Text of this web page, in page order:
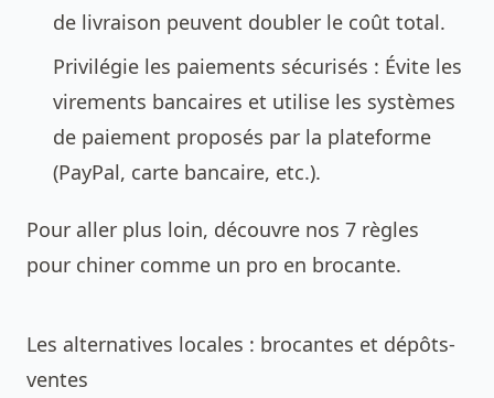
de livraison peuvent doubler le coût total.
Privilégie les paiements sécurisés : Évite les
virements bancaires et utilise les systèmes
de paiement proposés par la plateforme
(PayPal, carte bancaire, etc.).
Pour aller plus loin, découvre nos 7 règles
pour chiner comme un pro en brocante.
Les alternatives locales : brocantes et dépôts-
ventes